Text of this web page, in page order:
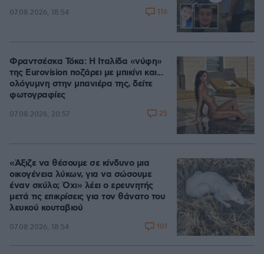
07.08.2026, 18:54 116
Φραντσέσκα Τόκα: Η Ιταλίδα «νύφη»
της Eurovision ποζάρει με μπικίνι και...
ολόγυμνη στην μπανιέρα της, δείτε
φωτογραφίες
07.08.2026, 20:57 25
«Άξιζε να θέσουμε σε κίνδυνο μια
οικογένεια λύκων, για να σώσουμε
έναν σκύλο; Όχι» λέει ο ερευνητής
μετά τις επικρίσεις για τον θάνατο του
λευκού κουταβιού
07.08.2026, 18:54 101